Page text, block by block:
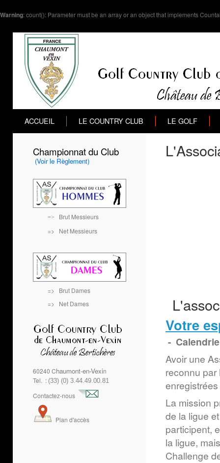
Warning: count(): Parameter must be an array or an object that implements
ACCUEIL LE COUNTRY CLUB LE GOLF
Championnat du Club
(Voir le Règlement)
=>
Brut Messieurs
=> Net Messieurs
=> Brut Dames
=> Net Dames
60240 Chaumont-en-Vexin
Tel. : (33) (0) 3.44.49.00.81
Contactez-nous
Plan d'accès
Votre
-
Avoir une
reconnu par
La mission
de la ligue
participent,
la ligue,
Challenge